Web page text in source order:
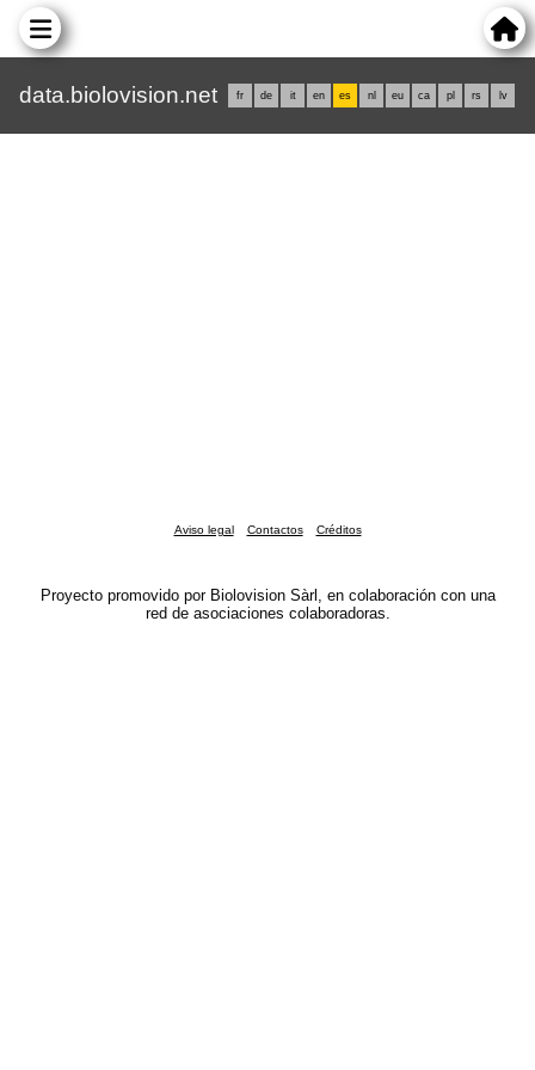
data.biolovision.net fr de it en es nl eu ca pl rs lv
Aviso legal Contactos Créditos
Proyecto promovido por Biolovision Sàrl, en colaboración con una
red de asociaciones colaboradoras.